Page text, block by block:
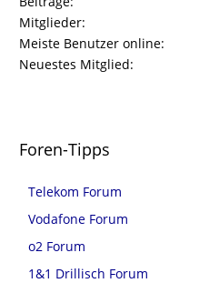
Mitglieder
Meiste Benutzer online
Neuestes Mitglied
Foren-Tipps
Telekom Forum
Vodafone Forum
o2 Forum
1&1 Drillisch Forum